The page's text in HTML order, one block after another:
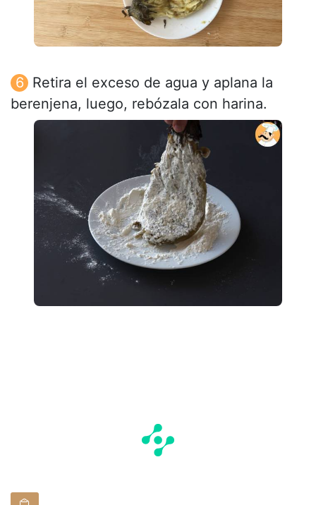
Retira el exceso de agua y aplana la
berenjena, luego, rebózala con harina.